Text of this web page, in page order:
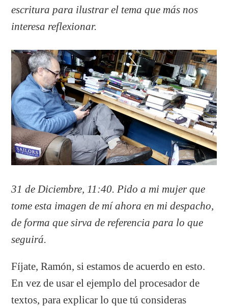
escritura para ilustrar el tema que más nos
interesa reflexionar.
31 de Diciembre, 11:40. Pido a mi mujer que
tome esta imagen de mí ahora en mi despacho,
de forma que sirva de referencia para lo que
seguirá.
Fíjate, Ramón, si estamos de acuerdo en esto.
En vez de usar el ejemplo del procesador de
textos, para explicar lo que tú consideras